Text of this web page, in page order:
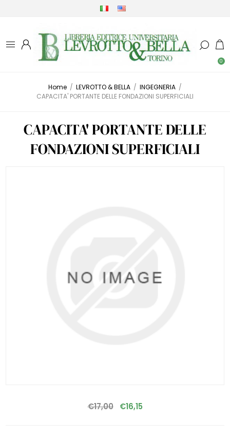
0
Home / LEVROTTO & BELLA / INGEGNERIA /
CAPACITA' PORTANTE DELLE FONDAZIONI SUPERFICIALI
CAPACITA' PORTANTE DELLE
FONDAZIONI SUPERFICIALI
€17,00 €16,15